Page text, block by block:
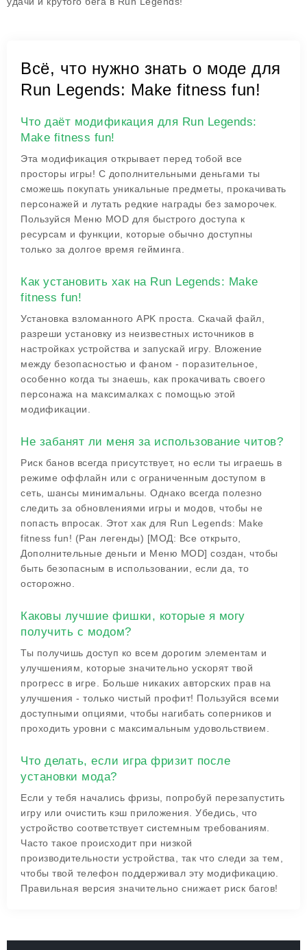
Всё, что нужно знать о моде для
Run Legends: Make fitness fun!
Что даёт модификация для Run Legends:
Make fitness fun!
Эта модификация открывает перед тобой все
просторы игры! С дополнительными деньгами ты
сможешь покупать уникальные предметы, прокачивать
персонажей и лутать редкие награды без заморочек.
Пользуйся Меню MOD для быстрого доступа к
ресурсам и функции, которые обычно доступны
только за долгое время гейминга.
Как установить хак на Run Legends: Make
fitness fun!
Установка взломанного APK проста. Скачай файл,
разреши установку из неизвестных источников в
настройках устройства и запускай игру. Вложение
между безопасностью и фаном - поразительное,
особенно когда ты знаешь, как прокачивать своего
персонажа на максималках с помощью этой
модификации.
Не забанят ли меня за использование читов?
Риск банов всегда присутствует, но если ты играешь в
режиме оффлайн или с ограниченным доступом в
сеть, шансы минимальны. Однако всегда полезно
следить за обновлениями игры и модов, чтобы не
попасть впросак. Этот хак для Run Legends: Make
fitness fun! (Ран легенды) [МОД: Все открыто,
Дополнительные деньги и Меню MOD] создан, чтобы
быть безопасным в использовании, если да, то
осторожно.
Каковы лучшие фишки, которые я могу
получить с модом?
Ты получишь доступ ко всем дорогим элементам и
улучшениям, которые значительно ускорят твой
прогресс в игре. Больше никаких авторских прав на
улучшения - только чистый профит! Пользуйся всеми
доступными опциями, чтобы нагибать соперников и
проходить уровни с максимальным удовольствием.
Что делать, если игра фризит после
установки мода?
Если у тебя начались фризы, попробуй перезапустить
игру или очистить кэш приложения. Убедись, что
устройство соответствует системным требованиям.
Часто такое происходит при низкой
производительности устройства, так что следи за тем,
чтобы твой телефон поддерживал эту модификацию.
Правильная версия значительно снижает риск багов!